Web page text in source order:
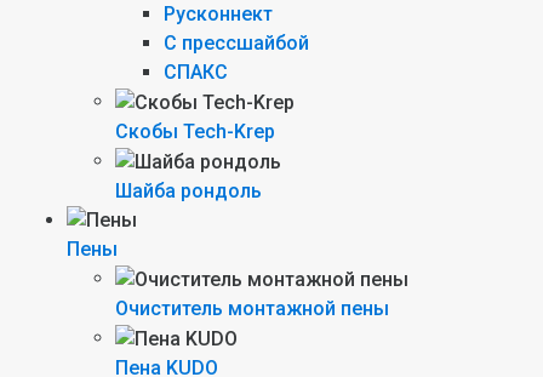
Русконнект
С прессшайбой
СПАКС
Скобы Tech-Krep
Шайба рондоль
Пены
Очиститель монтажной пены
Пена KUDO